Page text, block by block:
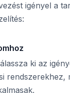
igényel a
ki az